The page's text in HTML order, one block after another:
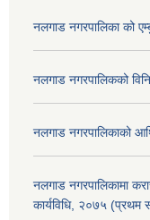
नलगाड नगरपालिका को
नलगाड नगरपालिकको
नलगाड नगरपालिकाको
नलगाड नगरपालिकामा
कार्यविधि, २०७५ (प्रथम